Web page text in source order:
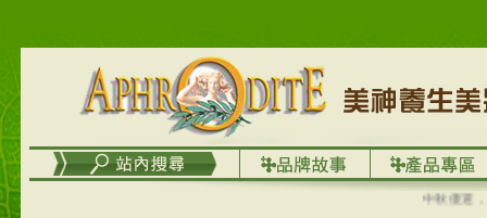
中秋優選，大
在外租屋者、居住處無管
理員、不方便在工作地點
取件者，歡迎多多使用
【郵局i郵箱】的服務喔～
【i郵箱】設立的地點，請
進入內頁連結～